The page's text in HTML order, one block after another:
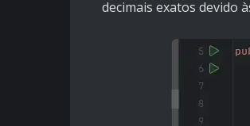
decimais exatos devido